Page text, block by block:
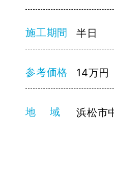
施工期間 半日
参考価格 14万円
地 域 浜松市